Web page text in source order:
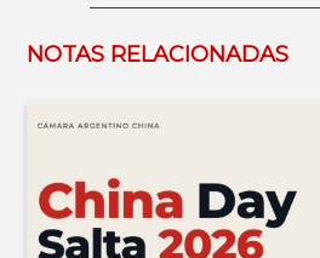
NOTAS RELACIONADAS